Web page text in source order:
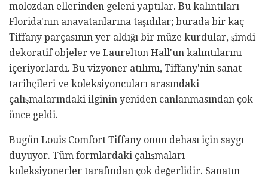
molozdan ellerinden geleni yaptılar. Bu kalıntıları
Florida'nın anavatanlarına taşıdılar; burada bir kaç
Tiffany parçasının yer aldığı bir müze kurdular, şimdi
dekoratif objeler ve Laurelton Hall'un kalıntılarını
içeriyorlardı. Bu vizyoner atılımı, Tiffany'nin sanat
tarihçileri ve koleksiyoncuları arasındaki
çalışmalarındaki ilginin yeniden canlanmasından çok
önce geldi.
Bugün Louis Comfort Tiffany onun dehası için saygı
duyuyor. Tüm formlardaki çalışmaları
koleksiyonerler tarafından çok değerlidir. Sanatın